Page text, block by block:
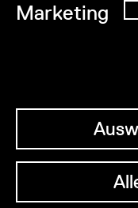
Marketing